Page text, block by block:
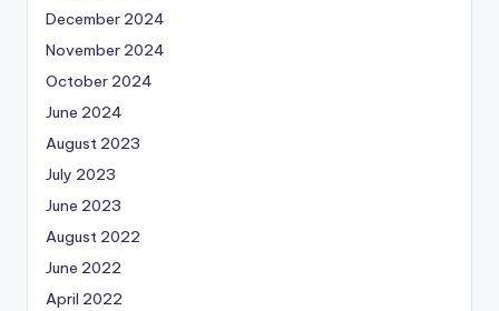
December 2024
November 2024
October 2024
June 2024
August 2023
July 2023
June 2023
August 2022
June 2022
April 2022